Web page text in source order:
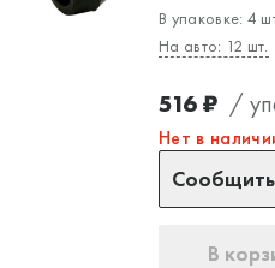
В упаковке: 4
На авто: 12 шт.
516 ₽ /
Нет в
Сообщить
В